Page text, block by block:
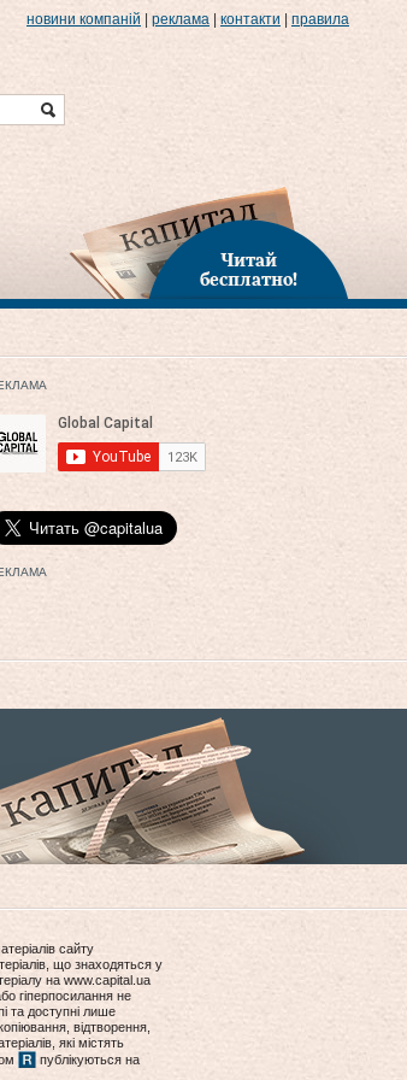
новини компаній реклама контакти правила
Читай
бесплатно!
сайту
що знаходяться у
на www.capital.ua
гіперпосилання не
та доступні лише
відтворення,
які містять
публікуються на